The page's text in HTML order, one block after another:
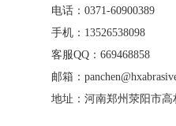
电话：0371-60900389
手机：13526538098
客服QQ：669468858
邮箱：
地址：河南郑州荥阳市高